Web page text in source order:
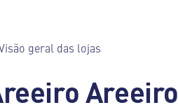
geral das lojas
Areeiro